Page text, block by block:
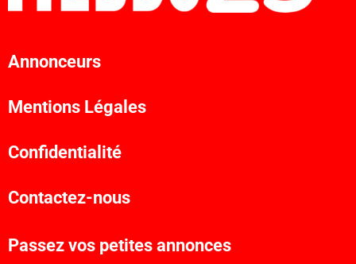
Annonceurs
Mentions Légales
Confidentialité
Contactez-nous
Passez vos petites annonces